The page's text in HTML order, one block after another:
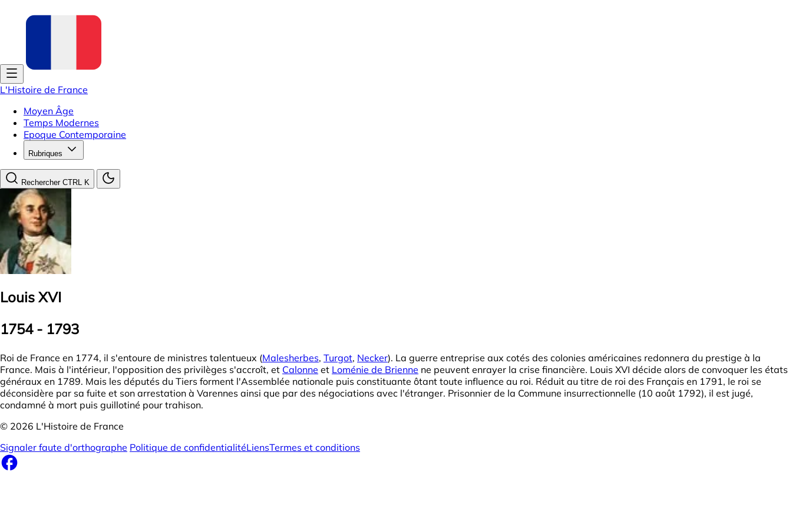
L'Histoire de France
Moyen Âge
Temps Modernes
Epoque Contemporaine
Rubriques
Rechercher CTRL K
Louis XVI
1754 - 1793
Roi de France en 1774, il s'entoure de ministres talentueux (Malesherbes, Turgot, Necker). La guerre entreprise aux cotés des colonies américaines redonnera du prestige à la
France. Mais à l'intérieur, l'opposition des privilèges s'accroît, et Calonne et Loménie de Brienne ne peuvent enrayer la crise financière. Louis XVI décide alors de convoquer les états
généraux en 1789. Mais les députés du Tiers forment l'Assemblée nationale puis constituante ôtant toute influence au roi. Réduit au titre de roi des Français en 1791, le roi se
déconsidère par sa fuite et son arrestation à Varennes ainsi que par des négociations avec l'étranger. Prisonnier de la Commune insurrectionnelle (10 août 1792), il est jugé,
condamné à mort puis guillotiné pour trahison.
© 2026 L'Histoire de France
Signaler faute d'orthographe Politique de confidentialitéLiensTermes et conditions